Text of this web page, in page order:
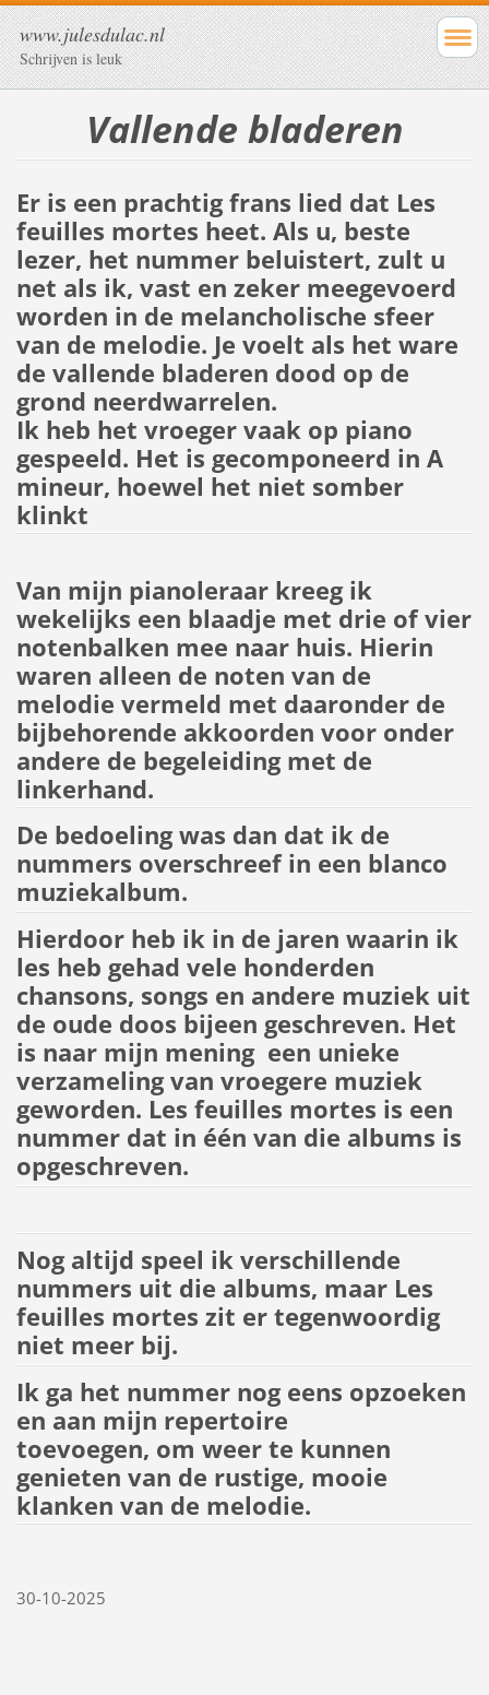
www.julesdulac.nl
Schrijven is leuk
Vallende bladeren
Er is een prachtig frans lied dat Les
feuilles mortes heet. Als u, beste
lezer, het nummer beluistert, zult u
net als ik, vast en zeker meegevoerd
worden in de melancholische sfeer
van de melodie. Je voelt als het ware
de vallende bladeren dood op de
grond neerdwarrelen.
Ik heb het vroeger vaak op piano
gespeeld. Het is gecomponeerd in A
mineur, hoewel het niet somber
klinkt
Van mijn pianoleraar kreeg ik
wekelijks een blaadje met drie of vier
notenbalken mee naar huis. Hierin
waren alleen de noten van de
melodie vermeld met daaronder de
bijbehorende akkoorden voor onder
andere de begeleiding met de
linkerhand.
De bedoeling was dan dat ik de
nummers overschreef in een blanco
muziekalbum.
Hierdoor heb ik in de jaren waarin ik
les heb gehad vele honderden
chansons, songs en andere muziek uit
de oude doos bijeen geschreven. Het
is naar mijn mening een unieke
verzameling van vroegere muziek
geworden. Les feuilles mortes is een
nummer dat in één van die albums is
opgeschreven.
Nog altijd speel ik verschillende
nummers uit die albums, maar Les
feuilles mortes zit er tegenwoordig
niet meer bij.
Ik ga het nummer nog eens opzoeken
en aan mijn repertoire
toevoegen, om weer te kunnen
genieten van de rustige, mooie
klanken van de melodie.
30-10-2025